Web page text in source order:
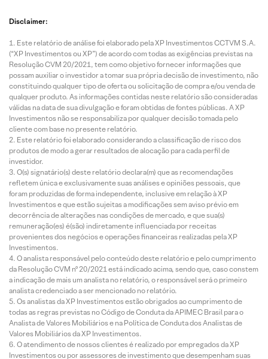
Disclaimer:
Este relatório de análise foi elaborado pela XP Investimentos CCTVM S.A.
(“XP Investimentos ou XP”) de acordo com todas as exigências previstas na
Resolução CVM 20/2021, tem como objetivo fornecer informações que
possam auxiliar o investidor a tomar sua própria decisão de investimento, não
constituindo qualquer tipo de oferta ou solicitação de compra e/ou venda de
qualquer produto. As informações contidas neste relatório são consideradas
válidas na data de sua divulgação e foram obtidas de fontes públicas. A XP
Investimentos não se responsabiliza por qualquer decisão tomada pelo
cliente com base no presente relatório.
Este relatório foi elaborado considerando a classificação de risco dos
produtos de modo a gerar resultados de alocação para cada perfil de
investidor.
O(s) signatário(s) deste relatório declara(m) que as recomendações
refletem única e exclusivamente suas análises e opiniões pessoais, que
foram produzidas de forma independente, inclusive em relação à XP
Investimentos e que estão sujeitas a modificações sem aviso prévio em
decorrência de alterações nas condições de mercado, e que sua(s)
remuneração(es) é(são) indiretamente influenciada por receitas
provenientes dos negócios e operações financeiras realizadas pela XP
Investimentos.
O analista responsável pelo conteúdo deste relatório e pelo cumprimento
da Resolução CVM nº 20/2021 está indicado acima, sendo que, caso constem
a indicação de mais um analista no relatório, o responsável será o primeiro
analista credenciado a ser mencionado no relatório.
Os analistas da XP Investimentos estão obrigados ao cumprimento de
todas as regras previstas no Código de Conduta da APIMEC Brasil para o
Analista de Valores Mobiliários e na Política de Conduta dos Analistas de
Valores Mobiliários da XP Investimentos.
O atendimento de nossos clientes é realizado por empregados da XP
Investimentos ou por assessores de investimento que desempenham suas